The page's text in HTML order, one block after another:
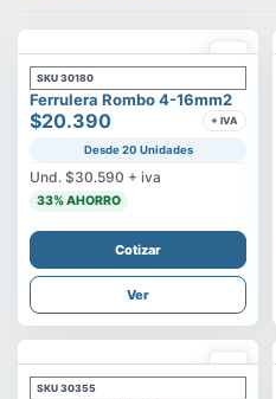
SKU 30180
Ferrulera Rombo 4-16mm2
$20.390 + IVA
Desde 20 Unidades
Und. $30.590 + iva
33% AHORRO
Cotizar
Ver
SKU 30355